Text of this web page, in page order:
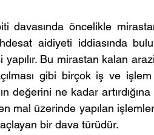
davasında öncelikle
aidiyeti iddiasında
yapılır. Bu mirastan kalan
gibi birçok iş ve
değerini ne kadar
mal üzerinde yapılan
bir dava türüdür.